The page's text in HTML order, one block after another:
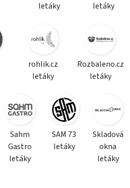
letáky
letáky
rohlik.cz
letáky
Rozbaleno.cz
letáky
Sahm
Gastro
letáky
SAM 73
letáky
Skladová
okna
letáky